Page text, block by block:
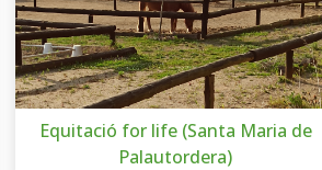
Equitació for life (Santa Maria de
Palautordera)